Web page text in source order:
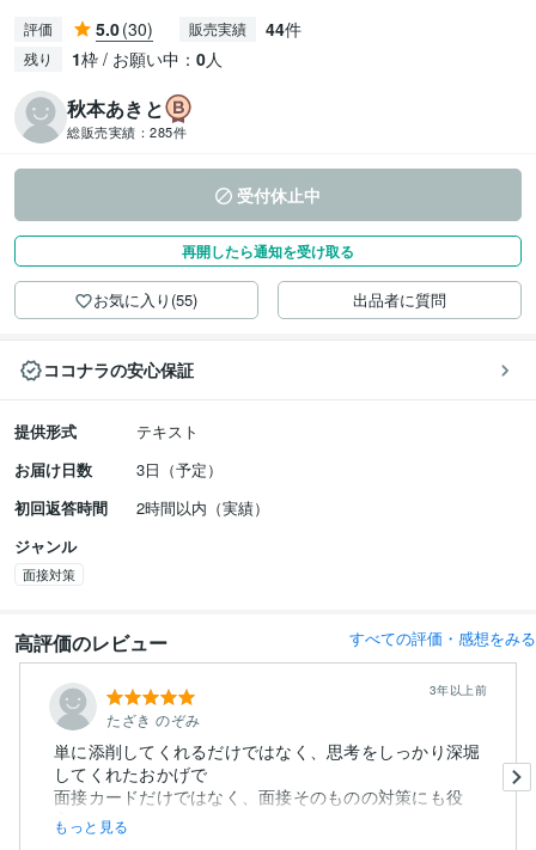
評価 5.0(30) 販売実績 44件
残り 1枠 / お願い中： 0人
秋本あきと
総販売実績： 285件
受付休止中
再開したら通知を受け取る
お気に入り(55) 出品者に質問
ココナラの安心保証
提供形式
テキスト
お届け日数
3日（予定）
初回返答時間
2時間以内（実績）
ジャンル
面接対策
高評価のレビュー すべての評価・感想をみる
たざき のぞみ
3年以上前
単に添削してくれるだけではなく、思考をしっかり深堀
してくれたおかげで
面接カードだけではなく、面接そのものの対策にも役
立...
もっと見る